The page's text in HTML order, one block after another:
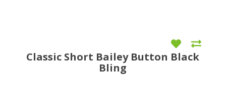
Classic Short Bailey Button Black
Bling